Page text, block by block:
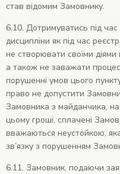
став відомим Замовнику.
6.10. Дотримуватись під
дисципліни як під час
не створювати своїми діями
а також не заважати
порушенні умов цього
право не допустити
Замовника з майданчика,
цьому гроші, сплачені
вважаються неустойкою,
зв’язку з порушенням
6.11. Замовник, подаючи